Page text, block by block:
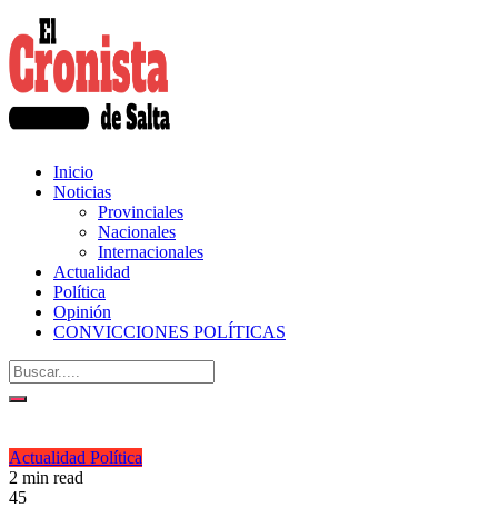
Inicio
Noticias
Provinciales
Nacionales
Internacionales
Actualidad
Política
Opinión
CONVICCIONES POLÍTICAS
Actualidad Política
2 min read
45